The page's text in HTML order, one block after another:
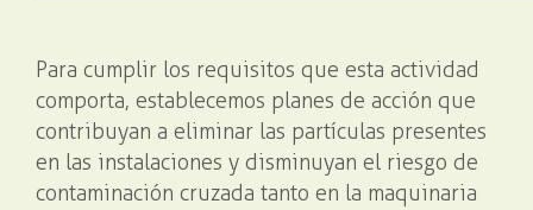
Para cumplir los requisitos que esta actividad
comporta, establecemos planes de acción que
contribuyan a eliminar las partículas presentes
en las instalaciones y disminuyan el riesgo de
contaminación cruzada tanto en la maquinaria